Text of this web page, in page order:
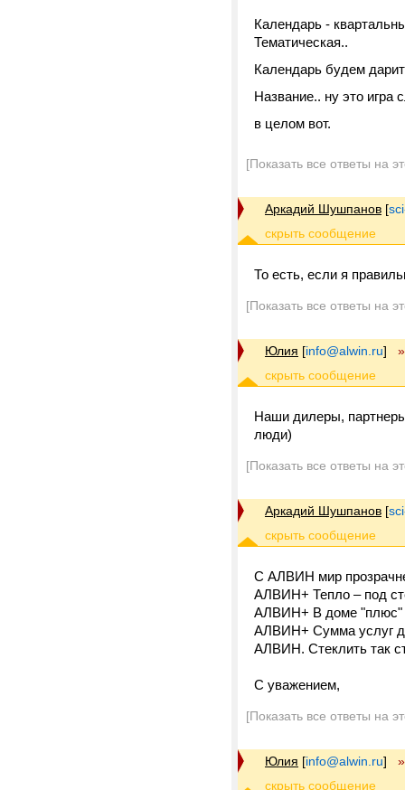
Календарь -
Тематическая..
Календарь будем
Название.. ну это игра
в целом вот.
[Показать все ответы на
Аркадий Шушпанов [
То есть, если я
[Показать все ответы на
Юлия [info@alwin.ru] »
Наши дилеры,
люди)
[Показать все ответы на
Аркадий Шушпанов [
С АЛВИН мир
АЛВИН+ Тепло – под
АЛВИН+ В доме "плюс"
АЛВИН+ Сумма услуг
АЛВИН. Стеклить так
C уважением,
[Показать все ответы на
Юлия [info@alwin.ru] »